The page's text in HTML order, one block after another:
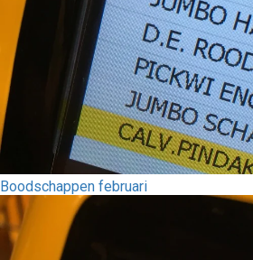
Boodschappen februari